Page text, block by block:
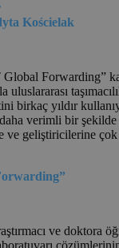
Kościelak
Forwarding”
birkaç yıldır
verimli bir şekilde
ve geliştiricilerine çok
ve doktora